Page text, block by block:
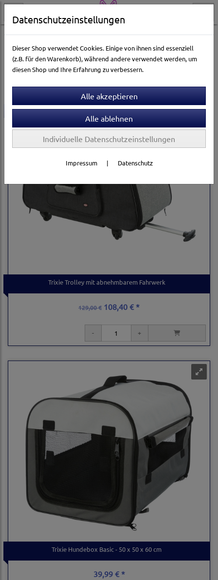
Katzenwelt Katzentransport & Reise Falthütten
Sortierung wählen
-15,97%
Trixie Trolley mit abnehmbarem Fahrwerk
129,00 € 108,40 € *
Trixie Hundebox Basic - 50 x 50 x 60 cm
39,99 € *
Datenschutzeinstellungen
Dieser Shop verwendet Cookies. Einige von ihnen sind essenziell
(z.B. für den Warenkorb), während andere verwendet werden, um
diesen Shop und Ihre Erfahrung zu verbessern.
Individuelle Datenschutzeinstellungen
Impressum | Datenschutz